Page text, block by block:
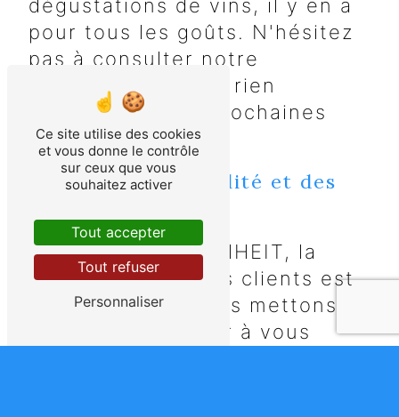
dégustations de vins, il y en a
pour tous les goûts. N'hésitez
pas à consulter notre
calendrier pour ne rien
manquer de nos prochaines
animations.
Un Service de Qualité et des
Chez SNACK BUCHHEIT, la
satisfaction de nos clients est
notre priorité. Nous mettons
un point d'honneur à vous
Ce site utilise des cookies
et vous donne le contrôle
sur ceux que vous
souhaitez activer
Tout accepter
Tout refuser
Personnaliser